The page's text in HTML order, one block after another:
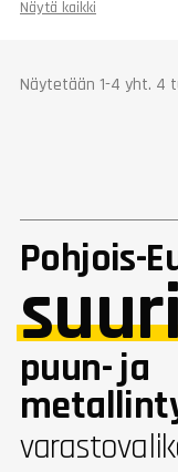
Moottori (rpm)
Pituus (mm)
Näytä kaikki
Näytetään 1-4 yht. 4
Pohjois-
puun- ja